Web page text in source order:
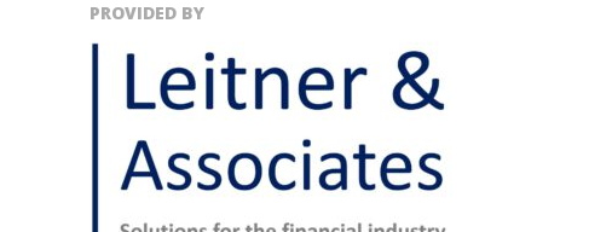
PROVIDED BY